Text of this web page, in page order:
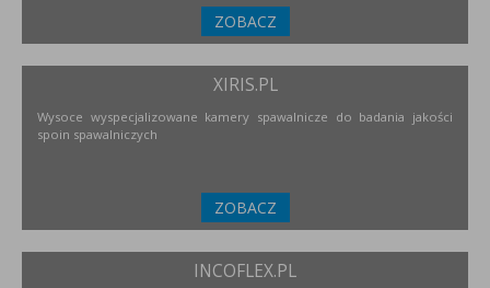
ZOBACZ
XIRIS.PL
Wysoce wyspecjalizowane kamery spawalnicze do badania jakości
spoin spawalniczych
ZOBACZ
INCOFLEX.PL